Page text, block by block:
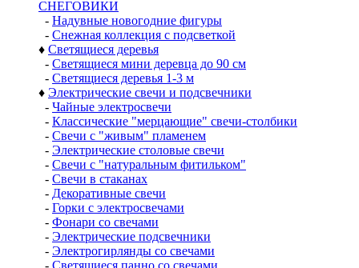
СНЕГОВИКИ
- Надувные новогодние фигуры
- Снежная коллекция с подсветкой
♦ Светящиеся деревья
- Светящиеся мини деревца до 90 см
- Светящиеся деревья 1-3 м
♦ Электрические свечи и подсвечники
- Чайные электросвечи
- Классические "мерцающие" свечи-столбики
- Свечи с "живым" пламенем
- Электрические столовые свечи
- Свечи с "натуральным фитильком"
- Свечи в стаканах
- Декоративные свечи
- Горки с электросвечами
- Фонари со свечами
- Электрические подсвечники
- Электрогирлянды со свечами
- Светящиеся панно со свечами